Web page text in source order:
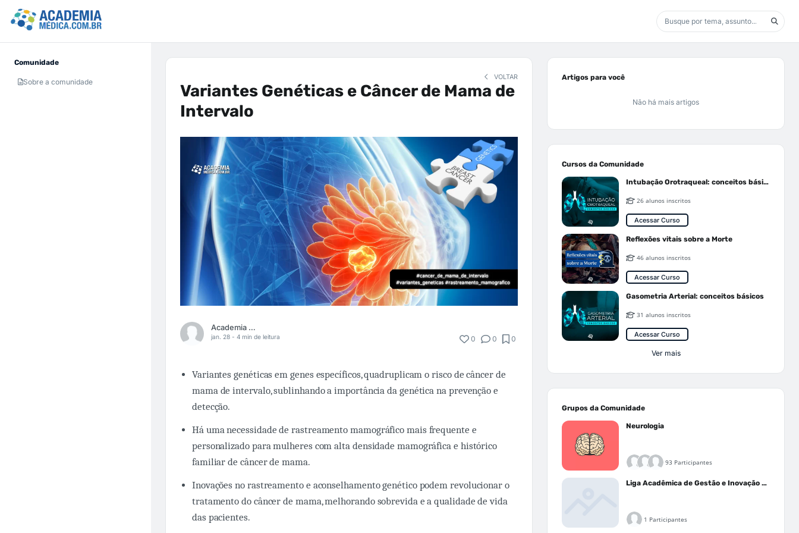
Comunidade
Sobre a comunidade
VOLTAR
Variantes Genéticas e Câncer de Mama de
Intervalo
Academia Médica
jan. 28 - 4 min de leitura 0 0 0
Variantes genéticas em genes específicos, quadruplicam o risco de câncer de
mama de intervalo, sublinhando a importância da genética na prevenção e
detecção.
Há uma necessidade de rastreamento mamográfico mais frequente e
personalizado para mulheres com alta densidade mamográfica e histórico
familiar de câncer de mama.
Inovações no rastreamento e aconselhamento genético podem revolucionar o
tratamento do câncer de mama, melhorando sobrevida e a qualidade de vida
das pacientes.
Artigos para você
Não há mais artigos
Cursos da Comunidade
Intubação Orotraqueal: conceitos básicos
26 alunos inscritos
Acessar Curso
Reflexões vitais sobre a Morte
46 alunos inscritos
Acessar Curso
Gasometria Arterial: conceitos básicos
31 alunos inscritos
Acessar Curso
Ver mais
Grupos da Comunidade
Neurologia
93 Participantes
Liga Acadêmica de Gestão e Inovação Médica - LAGIM
1 Participantes